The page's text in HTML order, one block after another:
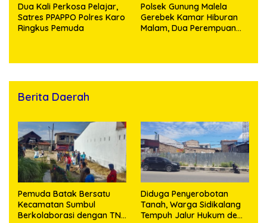
Dua Kali Perkosa Pelajar,
Satres PPAPPO Polres Karo
Ringkus Pemuda
Polsek Gunung Malela
Gerebek Kamar Hiburan
Malam, Dua Perempuan
Berita Daerah
Pemuda Batak Bersatu
Kecamatan Sumbul
Berkolaborasi dengan TNI
Diduga Penyerobotan
Tanah, Warga Sidikalang
Tempuh Jalur Hukum demi